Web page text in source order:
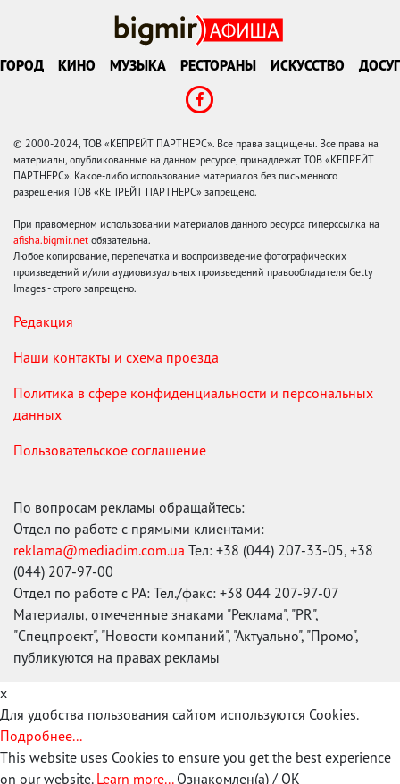
ГОРОД КИНО МУЗЫКА РЕСТОРАНЫ ИСКУССТВО ДОСУГ
© 2000-2024, ТОВ «КЕПРЕЙТ ПАРТНЕРС». Все права защищены. Все права на
материалы, опубликованные на данном ресурсе, принадлежат ТОВ «КЕПРЕЙТ
ПАРТНЕРС». Какое-либо использование материалов без письменного
разрешения ТОВ «КЕПРЕЙТ ПАРТНЕРС» запрещено.
При правомерном использовании материалов данного ресурса гиперссылка на
afisha.bigmir.net обязательна.
Любое копирование, перепечатка и воспроизведение фотографических
произведений и/или аудиовизуальных произведений правообладателя Getty
Images - строго запрещено.
Редакция
Наши контакты и схема проезда
Политика в сфере конфиденциальности и персональных
данных
Пользовательское соглашение
По вопросам рекламы обращайтесь:
Отдел по работе с прямыми клиентами:
reklama@mediadim.com.ua Тел: +38 (044) 207-33-05, +38
(044) 207-97-00
Отдел по работе с РА: Тел./факс: +38 044 207-97-07
Материалы, отмеченные знаками "Реклама", "PR",
"Спецпроект", "Новости компаний", "Актуально", "Промо",
публикуются на правах рекламы
x
Для удобства пользования сайтом используются Cookies.
Подробнее...
This website uses Cookies to ensure you get the best experience
on our website. Learn more... Ознакомлен(а) / OK